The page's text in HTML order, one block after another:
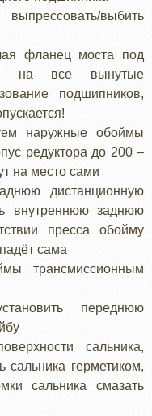
выбить
фланец моста под
на все вынутые
подшипников,
наружные обоймы
редуктора до 200 –
на место сами
дистанционную
внутреннюю заднюю
пресса обойму
сама
трансмиссионным
переднюю
сальника,
сальника герметиком,
сальника смазать